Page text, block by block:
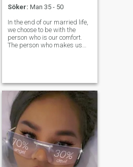
Söker: Man 35 - 50
In the end of our married life,
we choose to be with the
person who is our comfort.
The person who makes us
our feelings. More than other
peo